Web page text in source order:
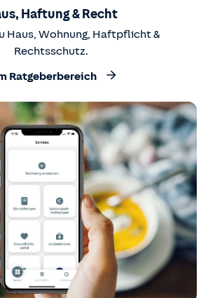
Haftung & Recht
Haus, Wohnung, Haftpflicht &
Rechtsschutz.
Ratgeberbereich